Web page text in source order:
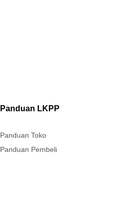
Panduan LKPP
Panduan Toko
Panduan Pembeli